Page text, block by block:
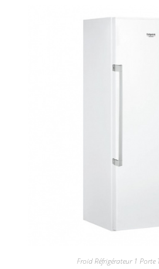
Froid Réfrigérateur 1 Porte